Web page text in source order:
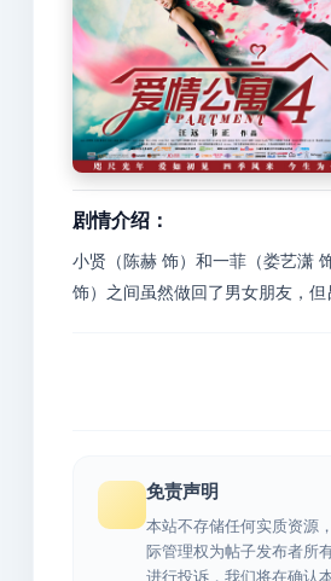
剧情介绍：
小贤（陈赫 饰）和一菲（娄艺潇
饰）之间虽然做回了男女朋友，
免责声明
本站不存储任何实质资源
际管理权为帖子发布者所
进行投诉，我们将在确认